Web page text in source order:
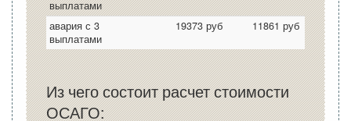
выплатами
авария с 3
выплатами
19373 руб 11861 руб
Из чего состоит расчет стоимости
ОСАГО: